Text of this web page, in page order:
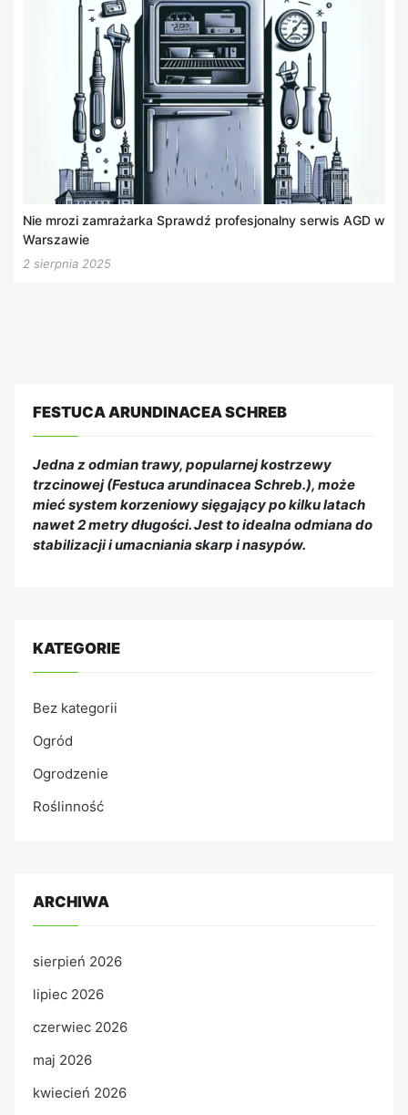
Nie mrozi zamrażarka Sprawdź profesjonalny serwis AGD w
Warszawie
2 sierpnia 2025
FESTUCA ARUNDINACEA SCHREB
Jedna z odmian trawy, popularnej kostrzewy
trzcinowej (Festuca arundinacea Schreb.), może
mieć system korzeniowy sięgający po kilku latach
nawet 2 metry długości. Jest to idealna odmiana do
stabilizacji i umacniania skarp i nasypów.
KATEGORIE
Bez kategorii
Ogród
Ogrodzenie
Roślinność
ARCHIWA
sierpień 2026
lipiec 2026
czerwiec 2026
maj 2026
kwiecień 2026